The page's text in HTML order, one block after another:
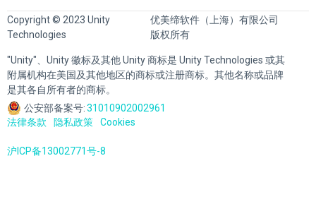
Copyright © 2023 Unity
Technologies
优美缔软件（上海）有限公司
版权所有
"Unity"、Unity 徽标及其他 Unity 商标是 Unity Technologies 或其
附属机构在美国及其他地区的商标或注册商标。其他名称或品牌
是其各自所有者的商标。
公安部备案号:31010902002961
法律条款
隐私政策 Cookies
沪ICP备13002771号-8